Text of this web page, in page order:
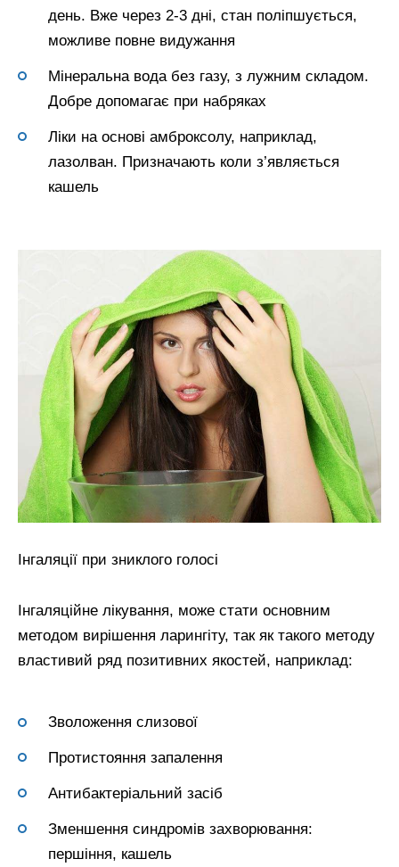
день. Вже через 2-3 дні, стан поліпшується,
можливе повне видужання
Мінеральна вода без газу, з лужним складом.
Добре допомагає при набряках
Ліки на основі амброксолу, наприклад,
лазолван. Призначають коли з’являється
кашель
Інгаляції при зниклого голосі
Інгаляційне лікування, може стати основним
методом вирішення ларингіту, так як такого методу
властивий ряд позитивних якостей, наприклад:
Зволоження слизової
Протистояння запалення
Антибактеріальний засіб
Зменшення синдромів захворювання:
першіння, кашель